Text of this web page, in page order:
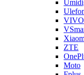
VIVO
ZTE
Moto